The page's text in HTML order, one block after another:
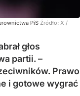
PiS Źródło: X /
głos
partii. –
Prawo
i gotowe wygrać